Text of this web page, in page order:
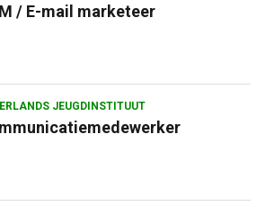
/ E-mail marketeer
JEUGDINSTITUUT